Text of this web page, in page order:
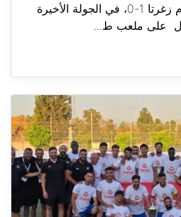
فوز طرابلس على السلام زغرتا 1-0، في الجولة الأخيرة
على ملعب ط...